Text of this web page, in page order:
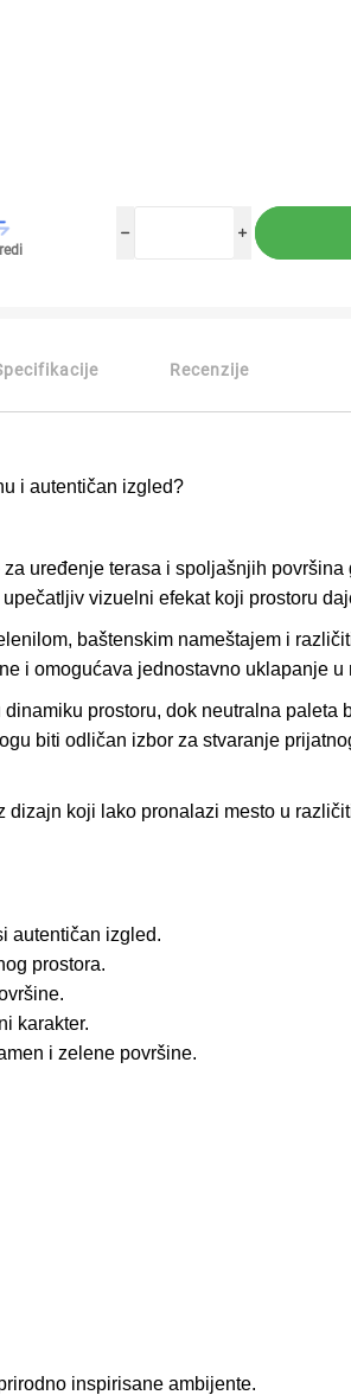
i
h
Recenzije
i autentičan izgled?
uređenje terasa i spoljašnjih površina
vizuelni efekat koji prostoru
baštenskim nameštajem i
i omogućava jednostavno uklapanje u
prostoru, dok neutralna paleta
biti odličan izbor za stvaranje
koji lako pronalazi mesto u
autentičan izgled.
prostora.
karakter.
i zelene površine.
inspirisane ambijente.